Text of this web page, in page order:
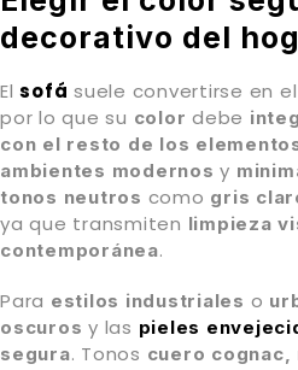
decorativo del
Elsofá suele convertirse en el
por lo que su color debe
con el resto de los
ambientes modernos y
tonos neutros como gris
ya que transmiten limpieza
contemporánea.
Para estilos industriales o
oscuros y las pieles
segura. Tonos cuero cognac,